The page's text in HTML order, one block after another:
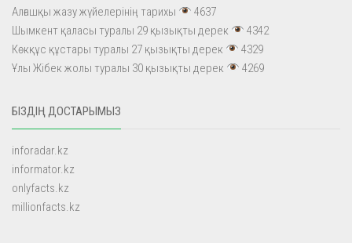
Алғашқы жазу жүйелерінің тарихы
4637
Шымкент қаласы туралы 29 қызықты дерек
4342
Көкқұс құстары туралы 27 қызықты дерек
4329
Ұлы Жібек жолы туралы 30 қызықты дерек
4269
БІЗДІҢ ДОСТАРЫМЫЗ
inforadar.kz
informator.kz
onlyfacts.kz
millionfacts.kz